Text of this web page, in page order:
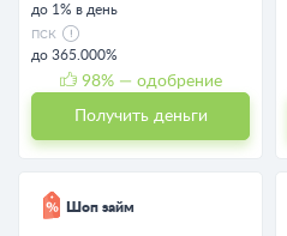
до 1% в день
ПСК
до 365.000%
98% — одобрение
Получить деньги
Шоп займ